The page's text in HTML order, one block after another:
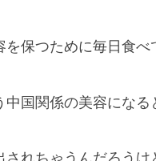
を保つために毎日食べ
中国関係の美容になる